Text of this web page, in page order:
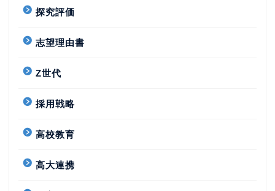
探究評価
志望理由書
Z世代
採用戦略
高校教育
高大連携